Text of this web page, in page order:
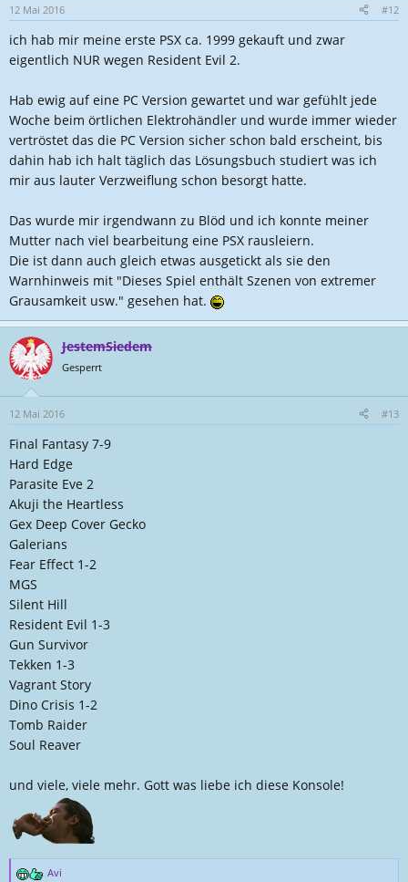
n
e
n
:
12 Mai 2016 #12
ich hab mir meine erste PSX ca. 1999 gekauft und zwar
eigentlich NUR wegen Resident Evil 2.
Hab ewig auf eine PC Version gewartet und war gefühlt jede
Woche beim örtlichen Elektrohändler und wurde immer wieder
vertröstet das die PC Version sicher schon bald erscheint, bis
dahin hab ich halt täglich das Lösungsbuch studiert was ich
mir aus lauter Verzweiflung schon besorgt hatte.
Das wurde mir irgendwann zu Blöd und ich konnte meiner
Mutter nach viel bearbeitung eine PSX rausleiern.
Die ist dann auch gleich etwas ausgetickt als sie den
Warnhinweis mit "Dieses Spiel enthält Szenen von extremer
Grausamkeit usw." gesehen hat.
JestemSiedem
Gesperrt
12 Mai 2016 #13
Final Fantasy 7-9
Hard Edge
Parasite Eve 2
Akuji the Heartless
Gex Deep Cover Gecko
Galerians
Fear Effect 1-2
MGS
Silent Hill
Resident Evil 1-3
Gun Survivor
Tekken 1-3
Vagrant Story
Dino Crisis 1-2
Tomb Raider
Soul Reaver
und viele, viele mehr. Gott was liebe ich diese Konsole!
R Avi